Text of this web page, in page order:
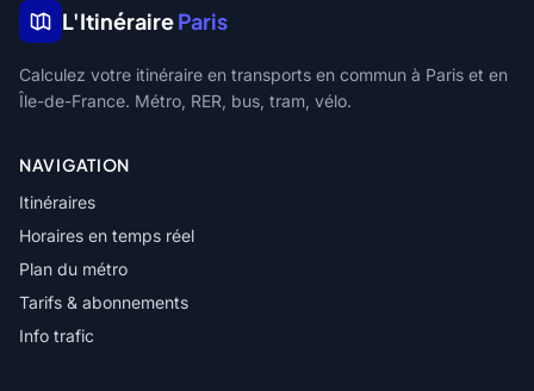
L'ItinéraireParis
Calculez votre itinéraire en transports en commun à Paris et en
Île-de-France. Métro, RER, bus, tram, vélo.
NAVIGATION
Itinéraires
Horaires en temps réel
Plan du métro
Tarifs & abonnements
Info trafic